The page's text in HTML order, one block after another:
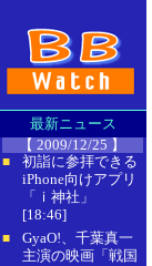
最新ニュース
【 2009/12/25 】
■
初詣に参拝できる
iPhone向けアプリ
「ｉ神社」
[18:46]
■
GyaO!、千葉真一
主演の映画「戦国